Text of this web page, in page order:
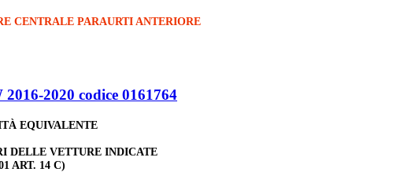
CENTRALE PARAURTI ANTERIORE
2020 codice 0161764
EQUIVALENTE
DELLE VETTURE INDICATE
ART. 14 C)